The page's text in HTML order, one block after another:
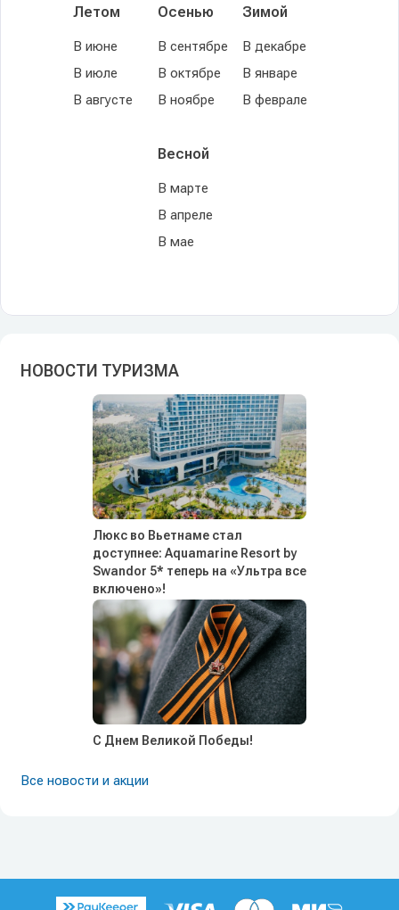
Летом
В июне
В июле
В августе
Осенью
В сентябре
В октябре
В ноябре
Зимой
В декабре
В январе
В феврале
Весной
В марте
В апреле
В мае
НОВОСТИ ТУРИЗМА
Люкс во Вьетнаме стал
доступнее: Aquamarine Resort by
Swandor 5* теперь на «Ультра все
включено»!
С Днем Великой Победы!
Все новости и акции